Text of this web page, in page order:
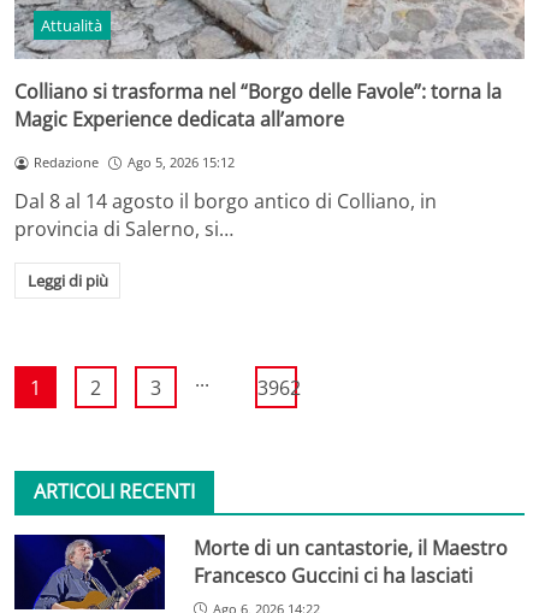
Attualità
Colliano si trasforma nel “Borgo delle Favole”: torna la
Magic Experience dedicata all’amore
Redazione Ago 5, 2026 15:12
Dal 8 al 14 agosto il borgo antico di Colliano, in
provincia di Salerno, si…
Leggi di più
1 2 3 ... 3962
ARTICOLI RECENTI
Morte di un cantastorie, il Maestro
Francesco Guccini ci ha lasciati
Ago 6, 2026 14:22